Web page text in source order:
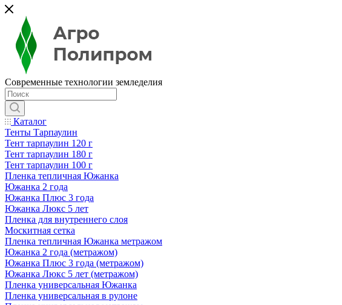
Современные технологии земледелия
Каталог
Тенты Тарпаулин
Тент тарпаулин 120 г
Тент тарпаулин 180 г
Тент тарпаулин 100 г
Пленка тепличная Южанка
Южанка 2 года
Южанка Плюс 3 года
Южанка Люкс 5 лет
Пленка для внутреннего слоя
Москитная сетка
Пленка тепличная Южанка метражом
Южанка 2 года (метражом)
Южанка Плюс 3 года (метражом)
Южанка Люкс 5 лет (метражом)
Пленка универсальная Южанка
Пленка универсальная в рулоне